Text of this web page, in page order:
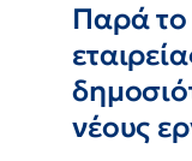
Παρά το
νέους